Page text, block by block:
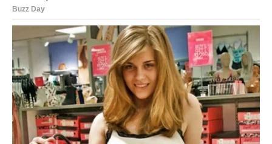
najdraže.
Jednim klikom preuzmi knjigu s najboljim